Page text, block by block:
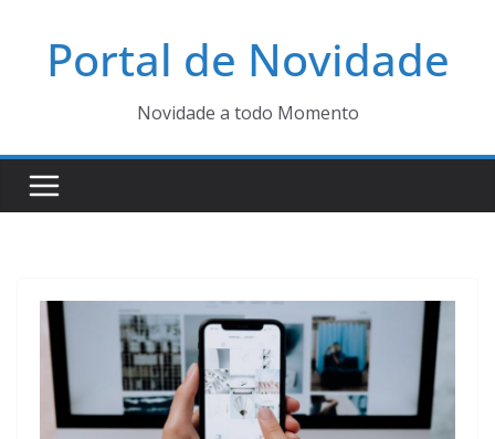
Portal de Novidade
Novidade a todo Momento